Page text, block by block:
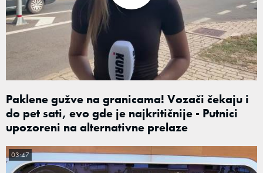
Paklene gužve na granicama! Vozači čekaju i
do pet sati, evo gde je najkritičnije - Putnici
upozoreni na alternativne prelaze
03:47